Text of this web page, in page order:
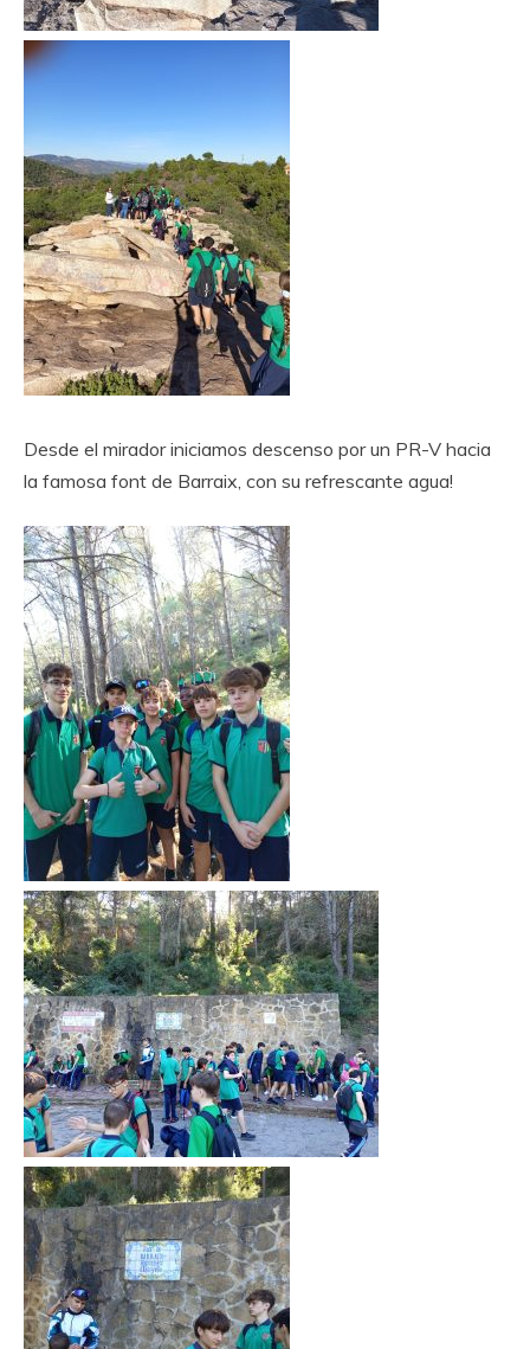
Desde el mirador iniciamos descenso por un PR-V hacia
la famosa font de Barraix, con su refrescante agua!